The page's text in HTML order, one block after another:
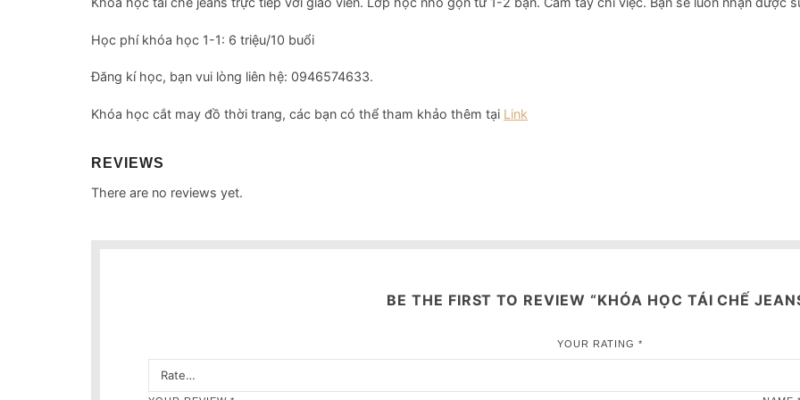
Học phí khóa học 1-1: 6 triệu/10 buổi
Đăng kí học, bạn vui lòng liên hệ: 0946574633.
Khóa học cắt may đồ thời trang, các bạn có thể tham khảo thêm tại Link
REVIEWS
There are no reviews yet.
BE THE FIRST TO REVIEW “KHÓA HỌC TÁI CHẾ
YOUR RATING *